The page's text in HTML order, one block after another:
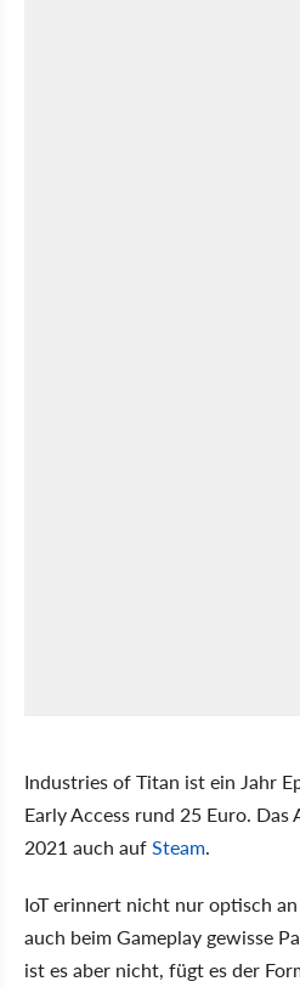
Industries of Titan ist ein Jahr
Early Access rund 25 Euro.
2021 auch aufSteam.
IoT erinnert nicht nur optisch
auch beim Gameplay gewisse
ist es aber nicht, fügt es der